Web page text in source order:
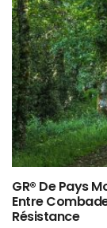
GR® De Pays
Entre
Résistance